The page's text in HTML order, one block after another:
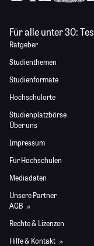
Für alle unter 30:
Ratgeber
Studienthemen
Studienformate
Hochschulorte
Studienplatzbörse
Über uns
Impressum
Für Hochschulen
Mediadaten
Unsere Partner
AGB
Rechte & Lizenzen
Hilfe & Kontakt